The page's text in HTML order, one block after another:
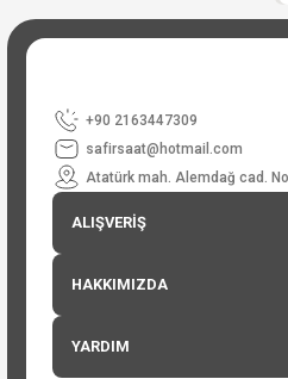
+90 2163447309
safirsaat@hotmail.com
Atatürk mah. Alemdağ cad.
ALIŞVERİŞ
HAKKIMIZDA
YARDIM